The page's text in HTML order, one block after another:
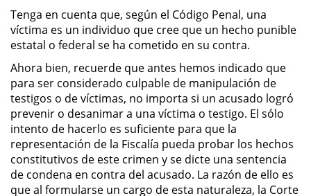
Hurto Menor
Recepción de Propiedad
Robo
Robo de Caja Fuerte
Robo en Tiendas
Robo PC 459
Tenga en cuenta que, según el Código Penal, una
víctima es un individuo que cree que un hecho punible
estatal o federal se ha cometido en su contra.
Ahora bien, recuerde que antes hemos indicado que
para ser considerado culpable de manipulación de
testigos o de víctimas, no importa si un acusado logró
prevenir o desanimar a una víctima o testigo. El sólo
intento de hacerlo es suficiente para que la
representación de la Fiscalía pueda probar los hechos
constitutivos de este crimen y se dicte una sentencia
de condena en contra del acusado. La razón de ello es
que al formularse un cargo de esta naturaleza, la Corte